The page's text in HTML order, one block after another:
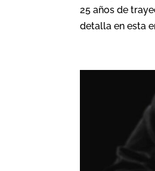
25 años de
detalla en esta